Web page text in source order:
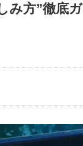
み方”徹底